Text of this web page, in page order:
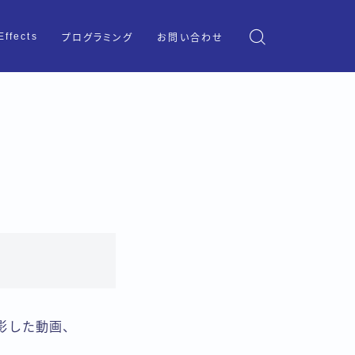
プログラミング お問い合わせ
た動画、